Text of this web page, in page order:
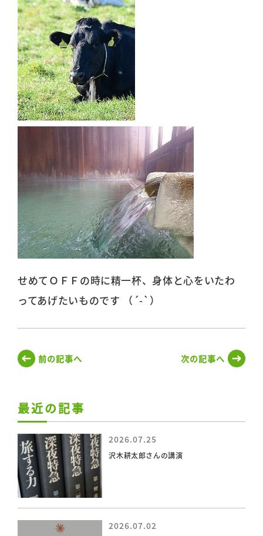
せめてＯＦＦの時に精一杯、身体と心をいたわ
ってあげたいものです （´-`）
前の記事へ 次の記事へ
最近の記事
2026.07.25
沢木耕太郎さんの講演
2026.07.02